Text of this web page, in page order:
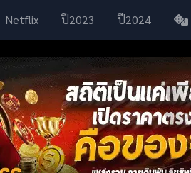
Netflix ปี2023 ปี2024